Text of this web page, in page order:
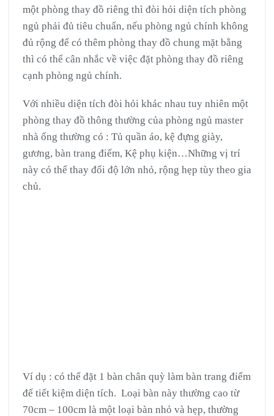
một phòng thay đồ riêng thì đòi hỏi diện tích phòng
ngủ phải đủ tiêu chuẩn, nếu phòng ngủ chính không
đủ rộng để có thêm phòng thay đồ chung mặt bằng
thì có thể cân nhắc về việc đặt phòng thay đồ riêng
cạnh phòng ngủ chính.
Với nhiều diện tích đòi hỏi khác nhau tuy nhiên một
phòng thay đồ thông thường của phòng ngủ master
nhà ống thường có : Tủ quần áo, kệ đựng giày,
gương, bàn trang điểm, Kệ phụ kiện…Những vị trí
này có thể thay đổi độ lớn nhỏ, rộng hẹp tùy theo gia
chủ.
Ví dụ : có thể đặt 1 bàn chân quỳ làm bàn trang điểm
để tiết kiệm diện tích. Loại bàn này thường cao từ
70cm – 100cm là một loại bàn nhỏ và hẹp, thường